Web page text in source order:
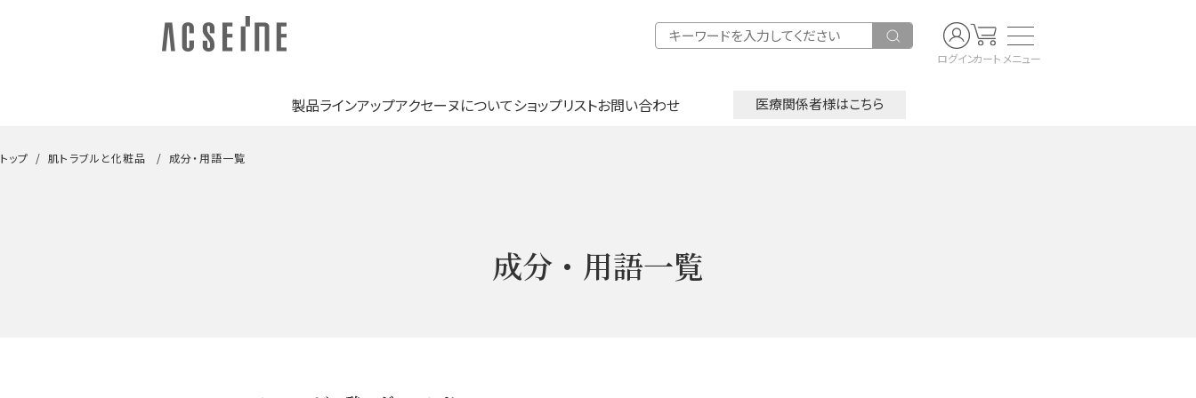
ログインカート メニュー
製品ラインアップアクセーヌについてショップリストお問い合わせ 医療関係者様はこちら
トップ 肌トラブルと化粧品 成分・用語一覧
成分・用語一覧